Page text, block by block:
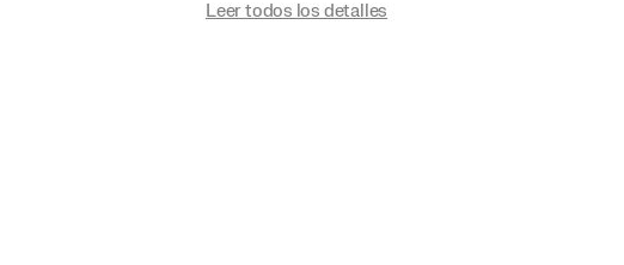
Leer todos los detalles